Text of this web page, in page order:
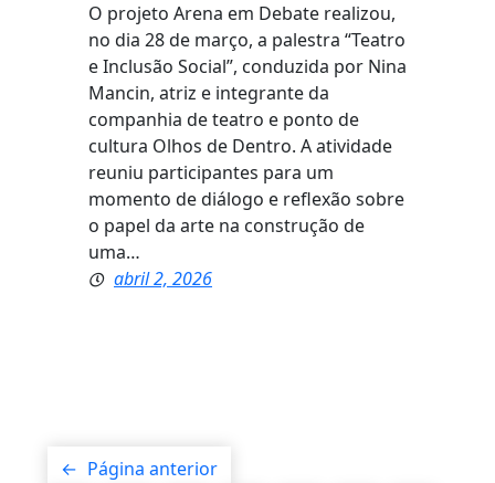
O projeto Arena em Debate realizou,
no dia 28 de março, a palestra “Teatro
e Inclusão Social”, conduzida por Nina
Mancin, atriz e integrante da
companhia de teatro e ponto de
cultura Olhos de Dentro. A atividade
reuniu participantes para um
momento de diálogo e reflexão sobre
o papel da arte na construção de
uma…
abril 2, 2026
← Página anterior